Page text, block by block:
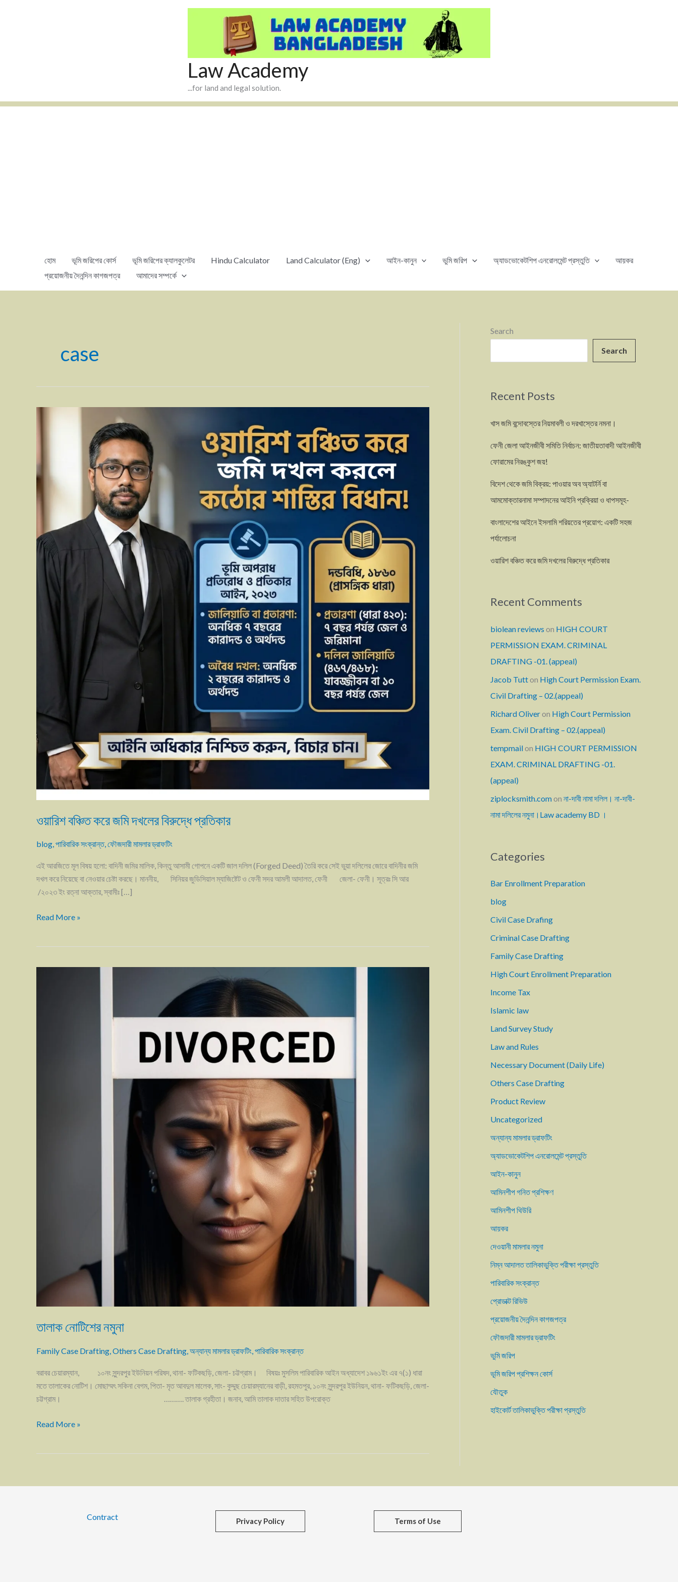
Law Academy
...for land and legal solution.
হোম ভূমি জরিপের কোর্স ভূমি জরিপের ক্যালকুলেটর Hindu Calculator Land Calculator (Eng) আইন-কানুন ভুমি জরিপ অ্যাডভোকেটশিপ এনরোলমেন্ট প্রস্তুতি
আয়কর
প্রয়োজনীয় দৈনন্দিন কাগজপত্র
আমাদের সম্পর্কে
case
ওয়ারিশ বঞ্চিত করে জমি দখলের বিরুদ্ধে প্রতিকার
blog,পারিবারিক সংক্রান্ত,ফৌজদারী মামলার ড্রাফটিং
এই আরজিতে মূল বিষয় হলো: বাদিনী জমির মালিক, কিন্তু আসামী গোপনে একটি জাল দলিল (Forged Deed) তৈরি করে সেই ভুয়া দলিলের জোরে বাদিনীর জমি
দখল করে নিয়েছে বা নেওয়ার চেষ্টা করছে। ​মাননীয়, সিনিয়র জুডিসিয়াল ম্যাজিষ্টেট ও ফেনী সদর আমলী আদালত, ফেনী জেলা- ফেনী। ​সূত্রঃ সি আর
/২০২৩ ইং রত্না আক্তার, স্বামীঃ […]
দখলের
বিরুদ্ধে
প্রতিকার
Read More »
তালাক নোটিশের নমুনা
Family Case Drafting Others Case Drafting অন্যান্য মামলার ড্রাফটিং পারিবারিক সংক্রান্ত
বরাবর চেয়ারম্যান, ১০নং সুন্দরপুর ইউনিয়ন পরিষদ, থানা- ফটিকছড়ি, জেলা- চট্টগ্রাম। বিষয়ঃ মুসলিম পারিবারিক আইন অধ্যাদেশ ১৯৬১ইং এর ৭(১) ধারা
মতে তালাকের নোটিশ। মোছাম্মৎ সকিনা বেগম, পিতা- মৃত আবদুল মালেক, সাং- কুদ্দুছ চেয়ারম্যানের বাড়ী, রহমতপুর, ১০নং সুন্দরপুর ইউনিয়ন, থানা- ফটিকছড়ি, জেলা-
চট্টগ্রাম। ………. তালাক গ্রহীতা। জনাব, আমি তালাক দাতার সহিত উপরোক্ত
Read More »
Search
Search
Recent Posts
খাস জমি বন্দোবস্তের নিয়মাবলী ও দরখাস্তের নমনা।
ফেনী জেলা আইনজীবী সমিতি নির্বাচন: জাতীয়তাবাদী আইনজীবী
ফোরামের নিরঙ্কুশ জয়!
বিদেশ থেকে জমি বিক্রয়: পাওয়ার অব অ্যাটর্নি বা
আমমোক্তারনামা সম্পাদনের আইনি প্রক্রিয়া ও ধাপসমূহ-
বাংলাদেশের আইনে ইসলামি শরিয়তের প্রয়োগ: একটি সহজ
পর্যালোচনা
ওয়ারিশ বঞ্চিত করে জমি দখলের বিরুদ্ধে প্রতিকার
Recent Comments
biolean reviews on HIGH COURT
PERMISSION EXAM. CRIMINAL
DRAFTING -01. (appeal)
Jacob Tutton High Court Permission Exam.
Civil Drafting – 02.(appeal)
Richard Oliveron High Court Permission
Exam. Civil Drafting – 02.(appeal)
tempmailon HIGH COURT PERMISSION
EXAM. CRIMINAL DRAFTING -01.
(appeal)
ziplocksmith.comon না-দাবী নামা দলিল। না-দাবী-
নামা দলিলের নমুনা।Law academy BD ।
Categories
Bar Enrollment Preparation
blog
Civil Case Drafing
Criminal Case Drafting
Family Case Drafting
High Court Enrollment Preparation
Income Tax
Islamic law
Land Survey Study
Law and Rules
Necessary Document (Daily Life)
Others Case Drafting
Product Review
Uncategorized
অন্যান্য মামলার ড্রাফটিং
অ্যাডভোকেটশিপ এনরোলমেন্ট প্রস্তুতি
আইন-কানুন
আমিনশীপ গনিত প্রশিক্ষণ
আমিনশীপ থিউরি
আয়কর
দেওয়ানী মামলার নমুনা
নিম্ন আদালত তালিকাভুক্তি পরীক্ষা প্রস্তুতি
পারিবারিক সংক্রান্ত
প্রোডাক্ট রিভিউ
প্রয়োজনীয় দৈনন্দিন কাগজপত্র
ফৌজদারী মামলার ড্রাফটিং
ভুমি জরিপ
ভূমি জরিপ প্রশিক্ষন কোর্স
যৌতুক
হাইকোর্ট তালিকাভুক্তি পরীক্ষা প্রস্তুতি
Contract Privacy Policy Terms of Use